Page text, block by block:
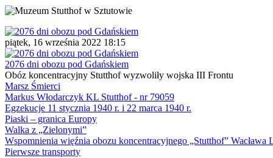
piątek, 16 września 2022 18:15
2076 dni obozu pod Gdańskiem
Obóz koncentracyjny Stutthof wyzwoliły wojska III Frontu
Marsz Śmierci
Markus Włodarczyk KL Stutthof - nr 79059
Egzekucje 11 stycznia 1940 r. i 22 marca 1940 r.
Piaski – granica Europy
Walka z „Zielonymi”
Wspomnienia więźnia obozu koncentracyjnego „Stutthof” Wacława
Pierwsze transporty